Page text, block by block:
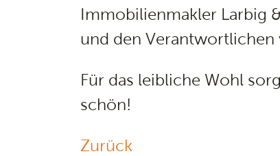
Immobilienmakler Larbig
und den
Für das leibliche Wohl
schön!
Zurück